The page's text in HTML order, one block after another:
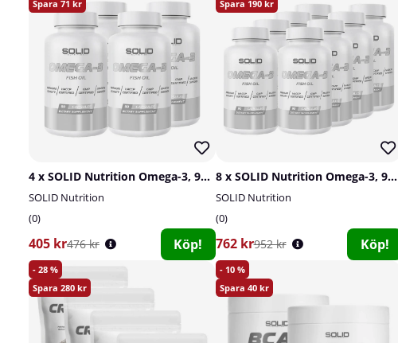
71
4 x SOLID Nutrition Omega-3, 90 caps
SOLID Nutrition
0
405 kr476 kr Köp!
190
8 x SOLID Nutrition Omega-3, 90 caps
SOLID Nutrition
0
762 kr952 kr Köp!
28
280
10
40